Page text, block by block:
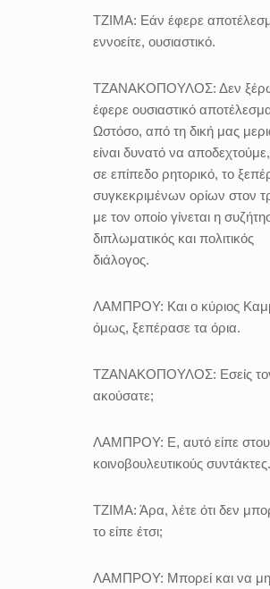
ΤΖΙΜΑ: Εάν έφερε
εννοείτε, ουσιαστικό.
ΤΖΑΝΑΚΟΠΟΥΛΟΣ: Δεν
έφερε ουσιαστικό
Ωστόσο, από τη δική μας
είναι δυνατό να
σε επίπεδο ρητορικό, το
συγκεκριμένων ορίων στον
με τον οποίο γίνεται η
διπλωματικός και πολιτικός
διάλογος.
ΛΑΜΠΡΟΥ: Και ο κύριος
όμως, ξεπέρασε τα όρια.
ΤΖΑΝΑΚΟΠΟΥΛΟΣ: Εσείς
ακούσατε;
ΛΑΜΠΡΟΥ: Ε, αυτό είπε
κοινοβουλευτικούς συντάκτες.
ΤΖΙΜΑ: Άρα, λέτε ότι δεν
το είπε έτσι;
ΛΑΜΠΡΟΥ: Μπορεί και να